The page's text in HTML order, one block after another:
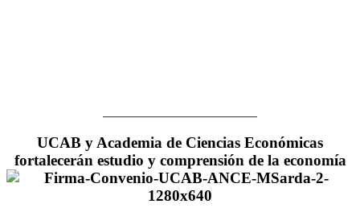
UCAB y Academia de Ciencias Económicas
fortalecerán estudio y comprensión de la economía